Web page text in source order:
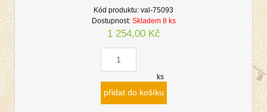
Kód produktu: val-75093
Dostupnost: Skladem 8 ks
1 254,00 Kč
ks
přidat do košíku